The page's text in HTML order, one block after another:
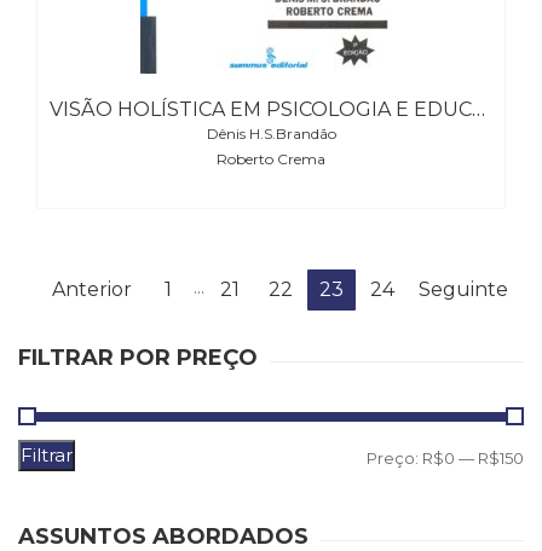
VISÃO HOLÍSTICA EM PSICOLOGIA E EDUCAÇÃO
Dênis H.S.Brandão
Roberto Crema
Anterior 1 ... 21 22 23 24 Seguinte
FILTRAR POR PREÇO
Filtrar Preço: R$0 — R$150
ASSUNTOS ABORDADOS